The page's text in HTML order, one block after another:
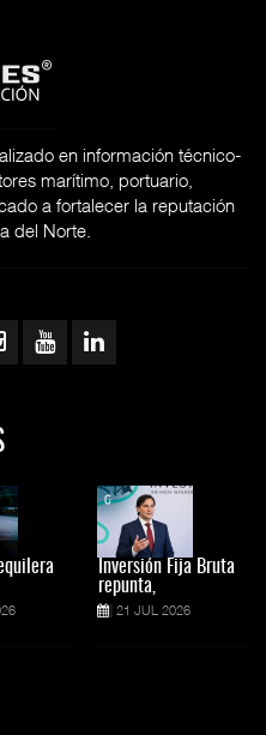
en información técnico-
marítimo, portuario,
a fortalecer la reputación
del Norte.
Inversión Fija Bruta
repunta,
21 JUL 2026